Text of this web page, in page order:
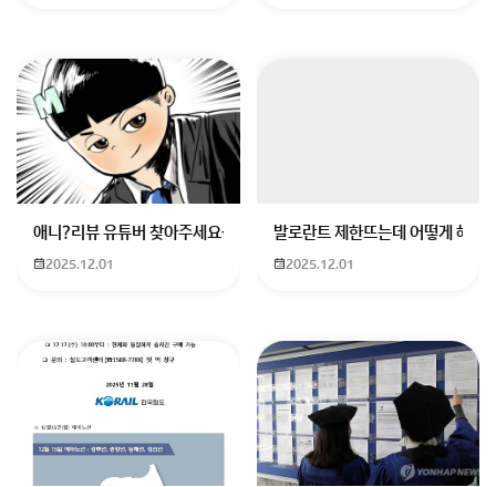
해 많이 궁금해하시더라고요.
저도 예전에 같은 상황에서 제도 내용을 하나하나 확인했
던 적이 있어서 그 마음 정말 공감됩니다.
결론부터 말씀드리면, 단순히 9월 22일에 주소를 분리
한다고 해서 민생지원금 2차 대상자로 인정받기는 어렵
왜냐하면, 지원 대상 판단 기준일은 이미 확정되어 있기
때문입니다.
준’으로 판단합니다
대부분의 복지성 지원금은 지원 공고일 또는 신청 개시일 직전의 주민등록 상
2차 민생지원금은 9월 18일을 기준일로 사용하는 경우가 많습니다. (※
애니?리뷰 유튜버 찾아주세요ㅠㅠ 무슨 검정머리 남자 캐릭터에 더빙하
2025.12.01
발로란트 제한뜨는데 어떻게 해야
2025.12.01